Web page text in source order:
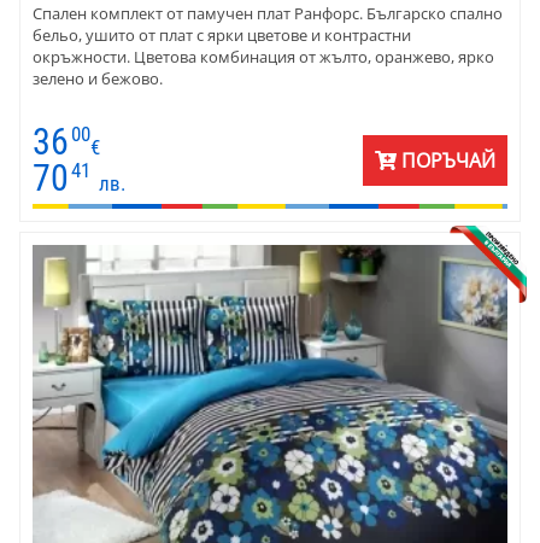
Спален комплект от памучен плат Ранфорс. Българско спално
бельо, ушито от плат с ярки цветове и контрастни
окръжности. Цветова комбинация от жълто, оранжево, ярко
зелено и бежово.
36 00
€
7041
лв.
ПОРЪЧАЙ